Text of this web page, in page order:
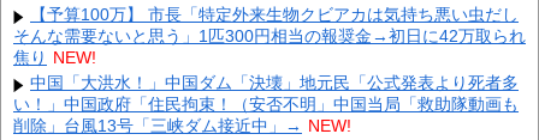
【ぶいすぽ】つむお、ビール10種類飲み比べ第2弾！「最近は焼
肉屋で最初にビールを頼むくらい好き」 他 NEW!
人「さーて、車乗るか。エンジン入れて、と」車「スパーイダマ
ーンッ」→炎上 他
NEW!
【悲報】横田さん、レンジャーズに移籍したのは悪手とネットの
声… 他 NEW!
【予算100万】 市長「特定外来生物クビアカは気持ち悪い虫だし
そんな需要ないと思う」1匹300円相当の報奨金→初日に42万取られ
焦り NEW!
中国「大洪水！」中国ダム「決壊」地元民「公式発表より死者多
い！」中国政府「住民拘束！（安否不明」中国当局「救助隊動画も
削除」台風13号「三峡ダム接近中」→ NEW!